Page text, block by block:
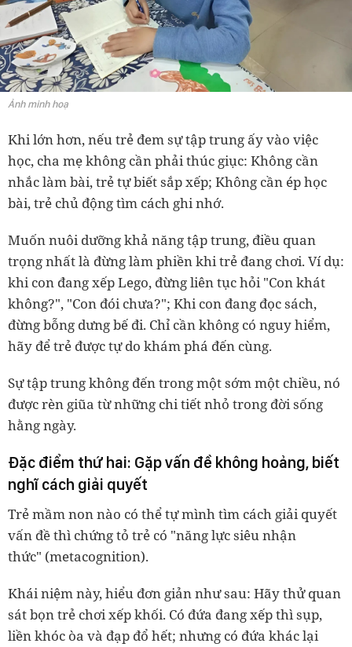
Ảnh minh hoạ
Khi lớn hơn, nếu trẻ đem sự tập trung ấy vào việc
học, cha mẹ không cần phải thúc giục: Không cần
nhắc làm bài, trẻ tự biết sắp xếp; Không cần ép học
bài, trẻ chủ động tìm cách ghi nhớ.
Muốn nuôi dưỡng khả năng tập trung, điều quan
trọng nhất là đừng làm phiền khi trẻ đang chơi. Ví dụ:
khi con đang xếp Lego, đừng liên tục hỏi "Con khát
không?", "Con đói chưa?"; Khi con đang đọc sách,
đừng bỗng dưng bế đi. Chỉ cần không có nguy hiểm,
hãy để trẻ được tự do khám phá đến cùng.
Sự tập trung không đến trong một sớm một chiều, nó
được rèn giũa từ những chi tiết nhỏ trong đời sống
hằng ngày.
Đặc điểm thứ hai: Gặp vấn đề không hoảng, biết
nghĩ cách giải quyết
Trẻ mầm non nào có thể tự mình tìm cách giải quyết
vấn đề thì chứng tỏ trẻ có "năng lực siêu nhận
thức" (metacognition).
Khái niệm này, hiểu đơn giản như sau: Hãy thử quan
sát bọn trẻ chơi xếp khối. Có đứa đang xếp thì sụp,
liền khóc òa và đạp đổ hết; nhưng có đứa khác lại